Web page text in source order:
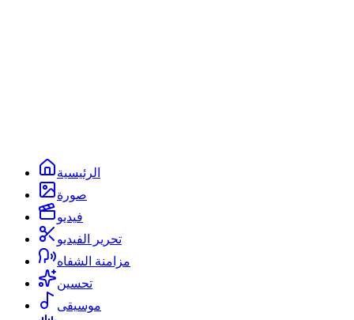
الرئيسية
صورة
فيديو
تحرير الفيديو
مزامنة الشفاه
تحسين
موسيقى